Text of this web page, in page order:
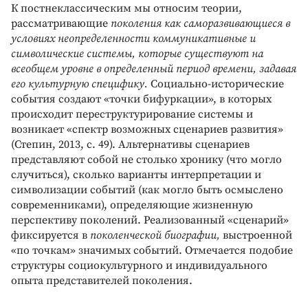
К постнеклассическим мы относим теории,
рассматривающие поколения как саморазвивающиеся в
условиях неопределенности коммуникативные и
символические системы, которые существуют на
всеобщем уровне в определенный период времени, задавая
его культурную специфику. Социально-исторические
события создают «точки бифуркации», в которых
происходит переструктурирование системы и
возникает «спектр возможных сценариев развития»
(Степин, 2013, с. 49). Альтернативы сценариев
представляют собой не столько хронику (что могло
случиться), сколько варианты интерпретации и
символизации событий (как могло быть осмыслено
современниками), определяющие жизненную
перспективу поколений. Реализованный «сценарий»
фиксируется в поколенческой биографии, выстроенной
«по точкам» значимых событий. Отмечается подобие
структуры социокультурного и индивидуального
опыта представителей поколения.